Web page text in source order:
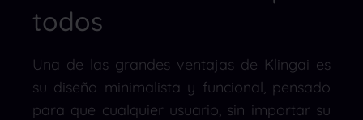
todos
Una de las grandes ventajas de Klingai es
su diseño minimalista y funcional, pensado
para que cualquier usuario, sin importar su